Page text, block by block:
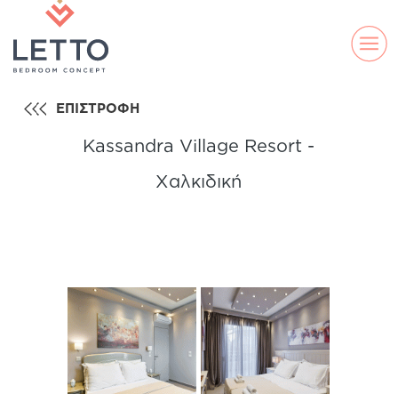
LAND LINE
ΕΠΙΣΤΡΟΦΗ
Kassandra Village Resort -
Χαλκιδική